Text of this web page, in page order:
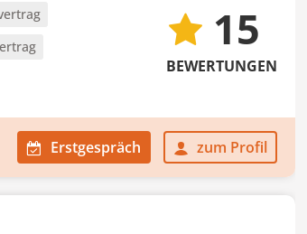
15
BEWERTUNGEN
Erstgespräch zum Profil